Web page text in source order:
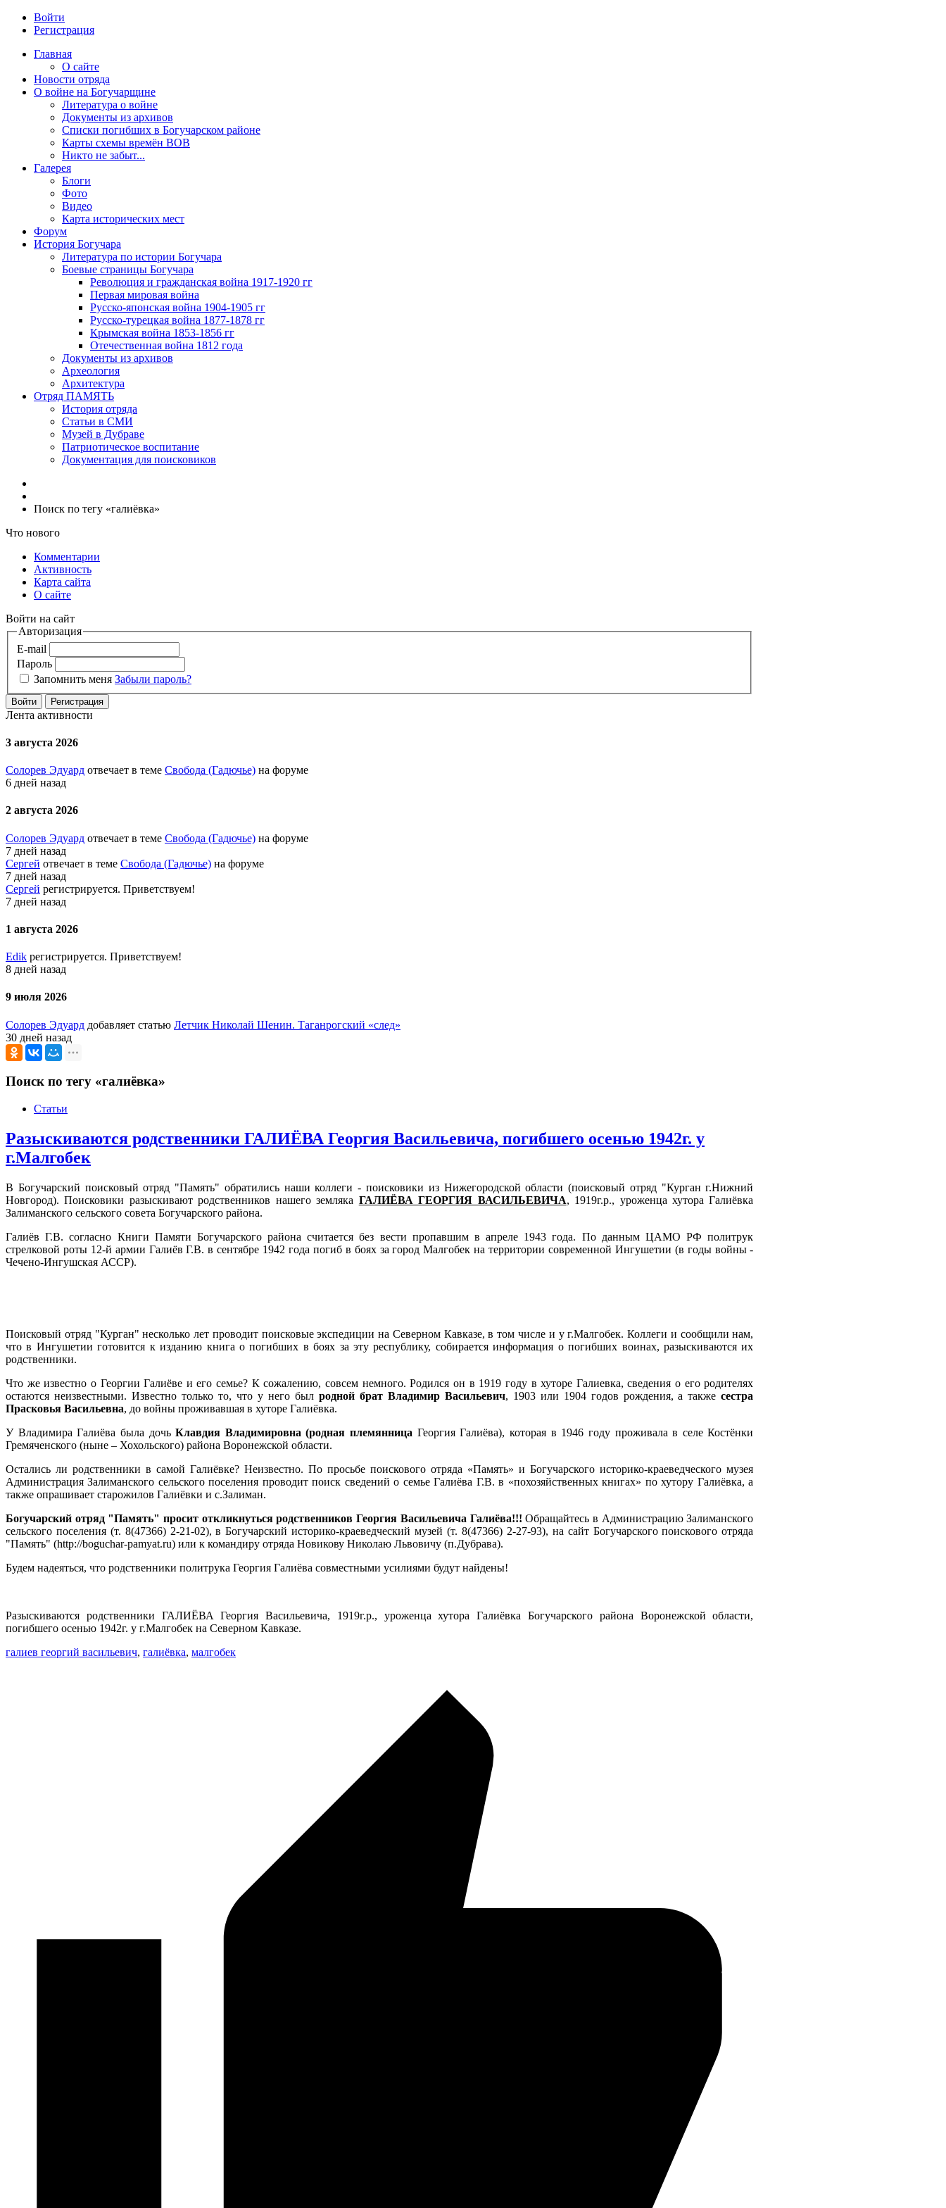
Войти
Регистрация
Главная
О сайте
Новости отряда
О войне на Богучарщине
Литература о войне
Документы из архивов
Списки погибших в Богучарском районе
Карты схемы времён ВОВ
Никто не забыт...
Галерея
Блоги
Фото
Видео
Карта исторических мест
Форум
История Богучара
Литература по истории Богучара
Боевые страницы Богучара
Революция и гражданская война 1917-1920 гг
Первая мировая война
Русско-японская война 1904-1905 гг
Русско-турецкая война 1877-1878 гг
Крымская война 1853-1856 гг
Отечественная война 1812 года
Документы из архивов
Археология
Архитектура
Отряд ПАМЯТЬ
История отряда
Статьи в СМИ
Музей в Дубраве
Патриотическое воспитание
Документация для поисковиков
Поиск по тегу «галиёвка»
Что нового
Комментарии
Активность
Карта сайта
О сайте
Войти на сайт
Авторизация
E-mail
Пароль
Запомнить меня Забыли пароль?
Войти Регистрация
Лента активности
3 августа 2026
Солорев Эдуард отвечает в теме Свобода (Гадючье) на форуме
6 дней назад
2 августа 2026
Солорев Эдуард отвечает в теме Свобода (Гадючье) на форуме
7 дней назад
Сергей отвечает в теме Свобода (Гадючье) на форуме
7 дней назад
Сергей регистрируется. Приветствуем!
7 дней назад
1 августа 2026
Edik регистрируется. Приветствуем!
8 дней назад
9 июля 2026
Солорев Эдуард добавляет статью Летчик Николай Шенин. Таганрогский «след»
30 дней назад
Поиск по тегу «галиёвка»
Статьи
Разыскиваются родственники ГАЛИЁВА Георгия Васильевича, погибшего осенью 1942г. у
г.Малгобек
В Богучарский поисковый отряд "Память" обратились наши коллеги - поисковики из Нижегородской области (поисковый отряд "Курган г.Нижний
Новгород). Поисковики разыскивают родственников нашего земляка ГАЛИЁВА ГЕОРГИЯ ВАСИЛЬЕВИЧА, 1919г.р., уроженца хутора Галиёвка
Залиманского сельского совета Богучарского района.
Галиёв Г.В. согласно Книги Памяти Богучарского района считается без вести пропавшим в апреле 1943 года. По данным ЦАМО РФ политрук
стрелковой роты 12-й армии Галиёв Г.В. в сентябре 1942 года погиб в боях за город Малгобек на территории современной Ингушетии (в годы войны -
Чечено-Ингушская АССР).
Поисковый отряд "Курган" несколько лет проводит поисковые экспедиции на Северном Кавказе, в том числе и у г.Малгобек. Коллеги и сообщили нам,
что в Ингушетии готовится к изданию книга о погибших в боях за эту республику, собирается информация о погибших воинах, разыскиваются их
родственники.
Что же известно о Георгии Галиёве и его семье? К сожалению, совсем немного. Родился он в 1919 году в хуторе Галиевка, сведения о его родителях
остаются неизвестными. Известно только то, что у него был родной брат Владимир Васильевич, 1903 или 1904 годов рождения, а такжесестра
Прасковья Васильевна, до войны проживавшая в хуторе Галиёвка.
У Владимира Галиёва была дочьКлавдия Владимировна (родная племянница Георгия Галиёва), которая в 1946 году проживала в селе Костёнки
Гремяченского (ныне – Хохольского) района Воронежской области.
Остались ли родственники в самой Галиёвке? Неизвестно. По просьбе поискового отряда «Память» и Богучарского историко-краеведческого музея
Администрация Залиманского сельского поселения проводит поиск сведений о семье Галиёва Г.В. в «похозяйственных книгах» по хутору Галиёвка, а
также опрашивает старожилов Галиёвки и с.Залиман.
Богучарский отряд "Память" просит откликнуться родственников Георгия Васильевича Галиёва!!!Обращайтесь в Администрацию Залиманского
сельского поселения (т. 8(47366) 2-21-02), в Богучарский историко-краеведческий музей (т. 8(47366) 2-27-93), на сайт Богучарского поискового отряда
"Память" (http://boguchar-pamyat.ru) или к командиру отряда Новикову Николаю Львовичу (п.Дубрава).
Будем надеяться, что родственники политрука Георгия Галиёва совместными усилиями будут найдены!
Разыскиваются родственники ГАЛИЁВА Георгия Васильевича, 1919г.р., уроженца хутора Галиёвка Богучарского района Воронежской области,
погибшего осенью 1942г. у г.Малгобек на Северном Кавказе.
галиев георгий васильевич, галиёвка, малгобек